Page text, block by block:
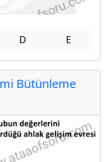
D E
Bütünleme